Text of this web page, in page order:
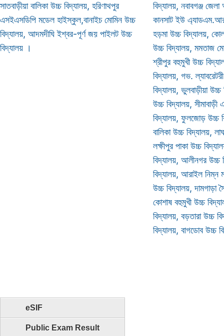
eSIF
Public Exam Result
সাতবাড়ীয়া বালিকা উচ্চ বিদ্যালয়, হরিণাথপুর
এসইএসডিপি মডেল হাইস্কুল,বানাইচ মোমিন উচ্চ
বিদ্যালয়, আদমদীঘি ইশ্বর-পূর্ণ জয় পাইলট উচ্চ
বিদ্যালয় ।
বিদ্যালয়, নবাবগঞ্জ
কানসাট ইউ
হড়মা উচ্চ বিদ্যালয়,
উচ্চ বিদ্যালয়, মমতাজ
শ্রীপুর বহুমুখী উচ্চ
বিদ্যালয়, গভ.
বিদ্যালয়, ভুলবাড়ীয়া
উচ্চ বিদ্যালয়,
বিদ্যালয়, ফুলজোড় উচ্চ
বালিকা উচ্চ বিদ্যালয়,
লক্ষীপুর পাকা উচ্চ
বিদ্যালয়, আলীনগর উচ্চ
বিদ্যালয়, আরাইল নিম্ন
উচ্চ বিদ্যালয়, দামগাড়া
কোশাষ বহুমুখী উচ্চ
বিদ্যালয়, বড়তারা উচ্চ
বিদ্যালয়, বাগডোব উচ্চ